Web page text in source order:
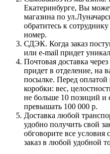
Екатеринбурге, Вы
магазина по
обратитесь к
номер.
СДЭК. Когда заказ
или e-mail придет
Почтовая доставка
придет в отделение, на
посылке. Перед
коробки: вес,
не больше 10 позиций и
превышать 100 000 р.
Доставка любой
удобно получить свой
обговорите все
заказ в любой удобной